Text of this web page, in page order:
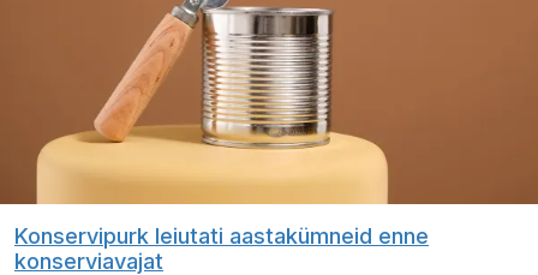
Konservipurk leiutati aastakümneid enne
konserviavajat